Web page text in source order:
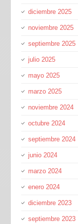
diciembre 2025
noviembre 2025
septiembre 2025
julio 2025
mayo 2025
marzo 2025
noviembre 2024
octubre 2024
septiembre 2024
junio 2024
marzo 2024
enero 2024
diciembre 2023
septiembre 2023